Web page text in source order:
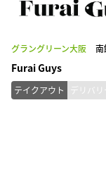
グラングリーン大阪 南
Furai Guys
テイクアウト デリバリ